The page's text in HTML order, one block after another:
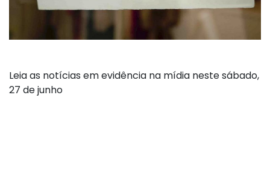
Leia as notícias em evidência na mídia neste sábado,
27 de junho